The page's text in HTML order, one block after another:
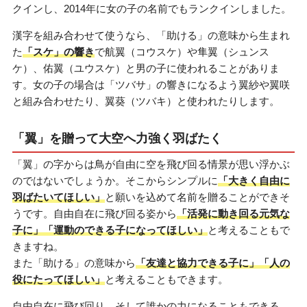
クインし、2014年に女の子の名前でもランクインしました。
漢字を組み合わせて使うなら、「助ける」の意味から生まれ
た「スケ」の響きで航翼（コウスケ）や隼翼（シュンス
ケ）、佑翼（ユウスケ）と男の子に使われることがありま
す。女の子の場合は「ツバサ」の響きになるよう翼紗や翼咲
と組み合わせたり、翼葵（ツバキ）と使われたりします。
「翼」を贈って大空へ力強く羽ばたく
「翼」の字からは鳥が自由に空を飛び回る情景が思い浮かぶ
のではないでしょうか。そこからシンプルに「大きく自由に
羽ばたいてほしい」と願いを込めて名前を贈ることができそ
うです。自由自在に飛び回る姿から「活発に動き回る元気な
子に」「運動のできる子になってほしい」と考えることもで
きますね。
また「助ける」の意味から「友達と協力できる子に」「人の
役にたってほしい」と考えることもできます。